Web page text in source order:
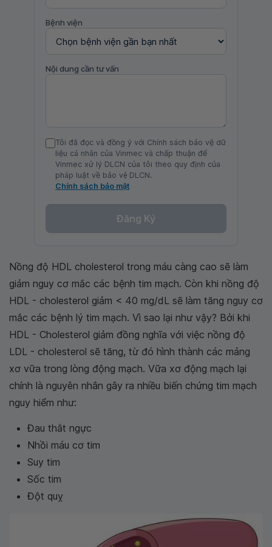
Bệnh viện
Nội dung cần tư vấn
Tôi đã đọc và đồng ý với Chính sách bảo vệ dữ
liệu cá nhân của Vinmec và chấp thuận để
Vinmec xử lý DLCN của tôi theo quy định của
pháp luật về bảo vệ DLCN.
Chính sách bảo mật
Đăng Ký
Nồng độ HDL cholesterol trong máu càng cao sẽ làm
giảm nguy cơ mắc các bệnh tim mạch. Còn khi nồng độ
HDL - cholesterol giảm < 40 mg/dL sẽ làm tăng nguy cơ
mắc các bệnh lý tim mạch. Vì sao lại như vậy? Bởi khi
HDL - Cholesterol giảm đồng nghĩa với việc nồng độ
LDL - cholesterol sẽ tăng, từ đó hình thành các mảng
xơ vữa trong lòng động mạch. Vữa xơ động mạch lại
chính là nguyên nhân gây ra nhiều biến chứng tim mạch
nguy hiểm như:
Đau thắt ngực
Nhồi máu cơ tim
Suy tim
Sốc tim
Đột quỵ